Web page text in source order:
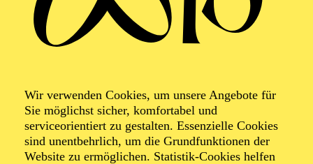
Wir verwenden Cookies, um unsere Angebote für
Sie möglichst sicher, komfortabel und
serviceorientiert zu gestalten. Essenzielle Cookies
sind unentbehrlich, um die Grundfunktionen der
Website zu ermöglichen. Statistik-Cookies helfen